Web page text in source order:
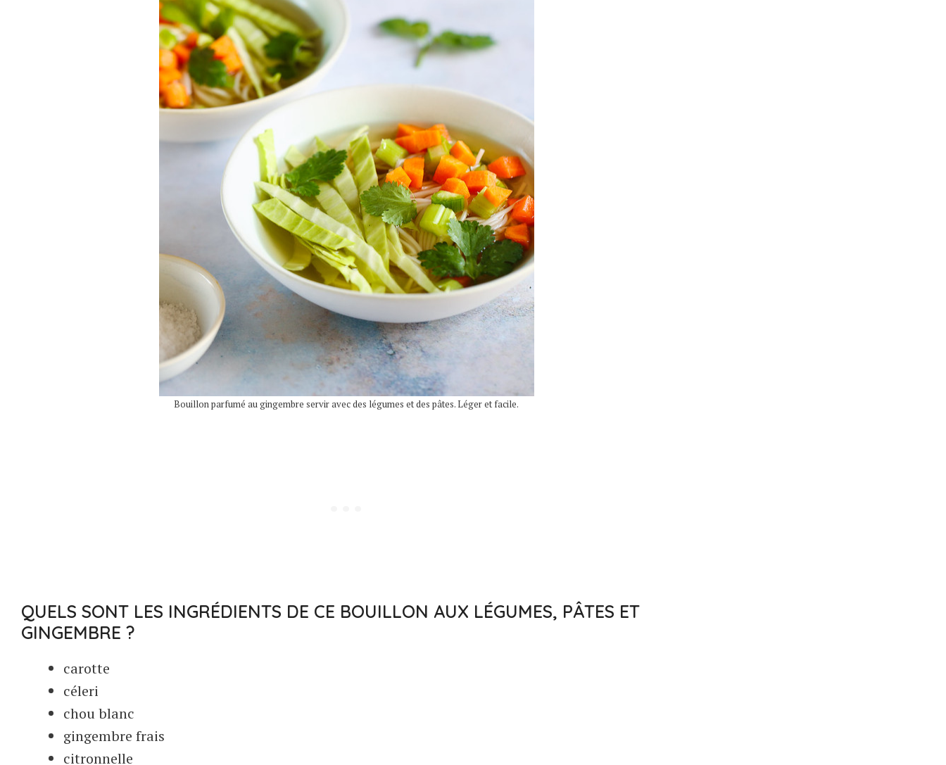
Bouillon parfumé au gingembre servir avec des légumes et des pâtes. Léger et facile.
QUELS SONT LES INGRÉDIENTS DE CE BOUILLON AUX LÉGUMES, PÂTES ET
GINGEMBRE ?
carotte
céleri
chou blanc
gingembre frais
citronnelle